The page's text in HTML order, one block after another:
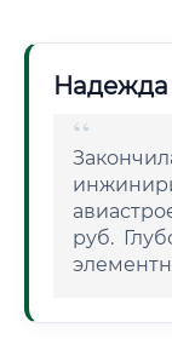
Надежда
руб.